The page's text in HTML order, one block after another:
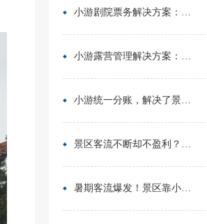
小游剧院票务解决方案：让观众像买电影票一样选座
小游露营管理解决方案：无需再用Excel管营位
小游统一分账，解决了景区在多渠道合作中的资金管理难题
景区客流不断却不盈利？靠一卡通盘活二消，真实案例营收翻倍
暑期客流爆发！景区靠小游票务系统，轻松拿捏旺季流量与口碑